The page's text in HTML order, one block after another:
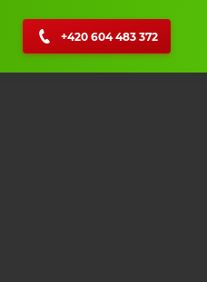
+420 604 483 372